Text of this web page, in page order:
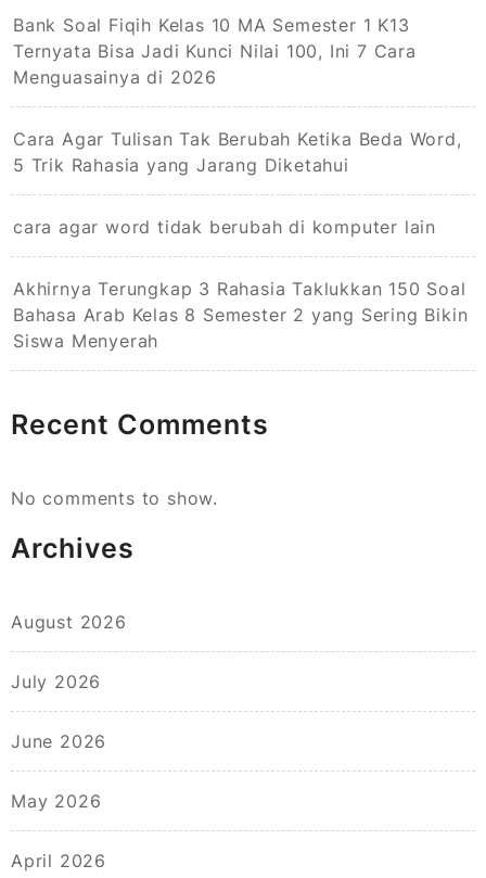
Bank Soal Fiqih Kelas 10 MA Semester 1 K13
Ternyata Bisa Jadi Kunci Nilai 100, Ini 7 Cara
Menguasainya di 2026
Cara Agar Tulisan Tak Berubah Ketika Beda Word,
5 Trik Rahasia yang Jarang Diketahui
cara agar word tidak berubah di komputer lain
Akhirnya Terungkap 3 Rahasia Taklukkan 150 Soal
Bahasa Arab Kelas 8 Semester 2 yang Sering Bikin
Siswa Menyerah
Recent Comments
No comments to show.
Archives
August 2026
July 2026
June 2026
May 2026
April 2026